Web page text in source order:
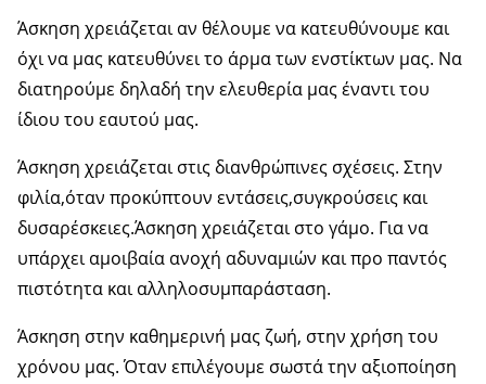
Άσκηση χρειάζεται αν θέλουμε να κατευθύνουμε και
όχι να μας κατευθύνει το άρμα των ενστίκτων μας. Να
διατηρούμε δηλαδή την ελευθερία μας έναντι του
ίδιου του εαυτού μας.
Άσκηση χρειάζεται στις διανθρώπινες σχέσεις. Στην
φιλία,όταν προκύπτουν εντάσεις,συγκρούσεις και
δυσαρέσκειες.Άσκηση χρειάζεται στο γάμο. Για να
υπάρχει αμοιβαία ανοχή αδυναμιών και προ παντός
πιστότητα και αλληλοσυμπαράσταση.
Άσκηση στην καθημερινή μας ζωή, στην χρήση του
χρόνου μας. Όταν επιλέγουμε σωστά την αξιοποίηση